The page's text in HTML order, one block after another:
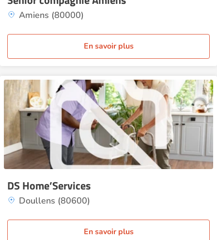
Amiens (80000)
En savoir plus
DS Home’Services
Doullens (80600)
En savoir plus